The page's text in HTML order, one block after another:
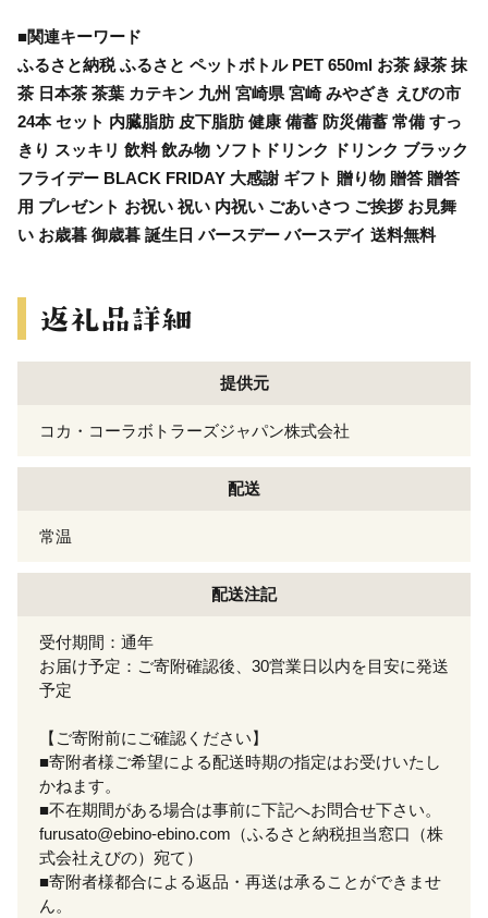
■関連キーワード
ふるさと納税 ふるさと ペットボトル PET 650ml お茶 緑茶 抹
茶 日本茶 茶葉 カテキン 九州 宮崎県 宮崎 みやざき えびの市
24本 セット 内臓脂肪 皮下脂肪 健康 備蓄 防災備蓄 常備 すっ
きり スッキリ 飲料 飲み物 ソフトドリンク ドリンク ブラック
フライデー BLACK FRIDAY 大感謝 ギフト 贈り物 贈答 贈答
用 プレゼント お祝い 祝い 内祝い ごあいさつ ご挨拶 お見舞
い お歳暮 御歳暮 誕生日 バースデー バースデイ 送料無料
提供元
コカ・コーラボトラーズジャパン株式会社
配送
常温
配送注記
受付期間：通年
お届け予定：ご寄附確認後、30営業日以内を目安に発送
予定
【ご寄附前にご確認ください】
■寄附者様ご希望による配送時期の指定はお受けいたし
かねます。
■不在期間がある場合は事前に下記へお問合せ下さい。
furusato@ebino-ebino.com（ふるさと納税担当窓口（株
式会社えびの）宛て）
■寄附者様都合による返品・再送は承ることができませ
ん。